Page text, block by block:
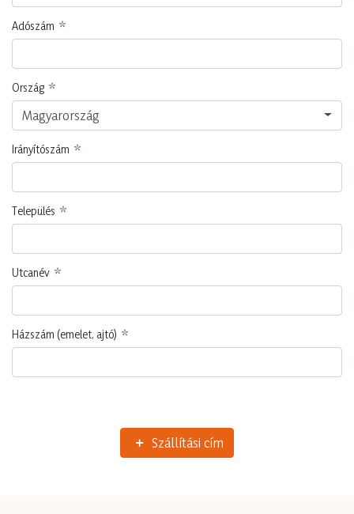
Adószám
Ország
Magyarország
Irányítószám
Település
Utcanév
Házszám (emelet, ajtó)
Szállítási cím